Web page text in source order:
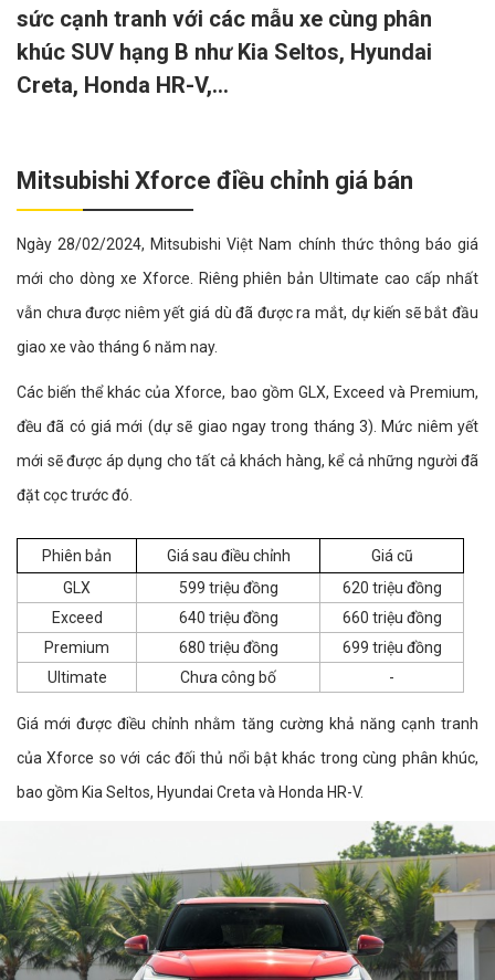
sức cạnh tranh với các mẫu xe cùng phân
khúc SUV hạng B như Kia Seltos, Hyundai
Creta, Honda HR-V,...
Mitsubishi Xforce điều chỉnh giá bán
Ngày 28/02/2024, Mitsubishi Việt Nam chính thức thông báo giá
mới cho dòng xe Xforce. Riêng phiên bản Ultimate cao cấp nhất
vẫn chưa được niêm yết giá dù đã được ra mắt, dự kiến sẽ bắt đầu
giao xe vào tháng 6 năm nay.
Các biến thể khác của Xforce, bao gồm GLX, Exceed và Premium,
đều đã có giá mới (dự sẽ giao ngay trong tháng 3). Mức niêm yết
mới sẽ được áp dụng cho tất cả khách hàng, kể cả những người đã
đặt cọc trước đó.
Phiên bản Giá sau điều chỉnh
Giá cũ
GLX
599 triệu đồng
620 triệu đồng
Exceed
640 triệu đồng
660 triệu đồng
Premium
680 triệu đồng
699 triệu đồng
Ultimate
Chưa công bố -
Giá mới được điều chỉnh nhằm tăng cường khả năng cạnh tranh
của Xforce so với các đối thủ nổi bật khác trong cùng phân khúc,
bao gồm Kia Seltos, Hyundai Creta và Honda HR-V.